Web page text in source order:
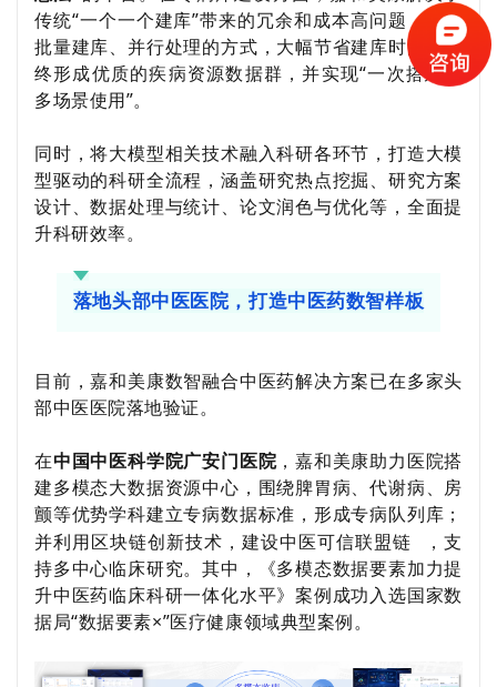
传统“一个一个建库”带来的冗余和成本高问题，通过
批量建库、并行处理的方式，大幅节省建库时间，最
终形成优质的疾病资源数据群，并实现“一次搭建、
多场景使用”。
同时，将大模型相关技术融入科研各环节，打造大模
型驱动的科研全流程，涵盖研究热点挖掘、研究方案
设计、数据处理与统计、论文润色与优化等，全面提
升科研效率。
落地头部中医医院，打造中医药数智样板
目前，嘉和美康数智融合中医药解决方案已在多家头
部中医医院落地验证。
在中国中医科学院广安门医院，嘉和美康助力医院搭
建多模态大数据资源中心，围绕脾胃病、代谢病、房
颤等优势学科建立专病数据标准，形成专病队列库；
并利用区块链创新技术，建设中医可信联盟链
，支
持多中心临床研究。其中，
《多模态数据要素加力提
升中医药临床科研一体化水平》案例成功入选国家数
据局“数据要素×”医疗健康领域典型案例。